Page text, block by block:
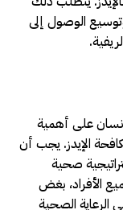
الوصول إلى
على أهمية
الإيدز. يجب أن
صحية
الأفراد، بغض
الرعاية الصحية